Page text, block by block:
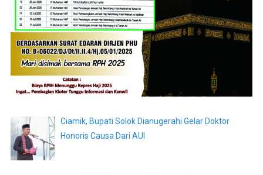
Ciamik, Bupati Solok Dianugerahi Gelar Doktor
Honoris Causa Dari AUI